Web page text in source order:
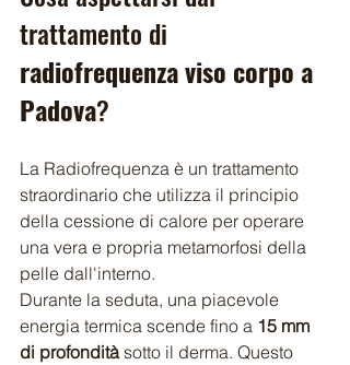
trattamento di
radiofrequenza viso corpo a
Padova?
La Radiofrequenza è un trattamento
straordinario che utilizza il principio
della cessione di calore per operare
una vera e propria metamorfosi della
pelle dall'interno.
Durante la seduta, una piacevole
energia termica scende fino a 15 mm
di profondità sotto il derma. Questo